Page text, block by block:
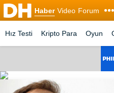
Haber Video Forum
Hız Testi Kripto Para Oyun